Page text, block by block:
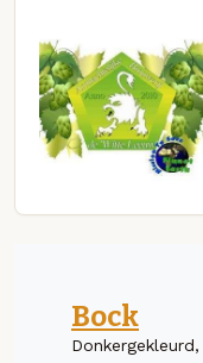
Bock